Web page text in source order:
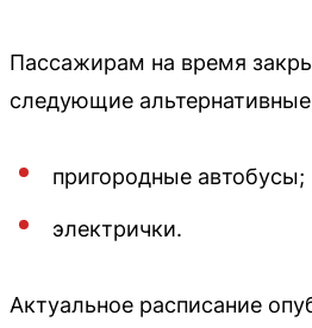
Пассажирам на время
следующие
пригородные автобусы;
электрички.
Актуальное расписание